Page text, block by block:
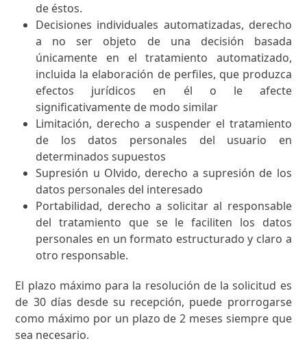
de éstos.
Decisiones individuales automatizadas, derecho
a no ser objeto de una decisión basada
únicamente en el tratamiento automatizado,
incluida la elaboración de perfiles, que produzca
efectos jurídicos en él o le afecte
significativamente de modo similar
Limitación, derecho a suspender el tratamiento
de los datos personales del usuario en
determinados supuestos
Supresión u Olvido, derecho a supresión de los
datos personales del interesado
Portabilidad, derecho a solicitar al responsable
del tratamiento que se le faciliten los datos
personales en un formato estructurado y claro a
otro responsable.
El plazo máximo para la resolución de la solicitud es
de 30 días desde su recepción, puede prorrogarse
como máximo por un plazo de 2 meses siempre que
sea necesario.